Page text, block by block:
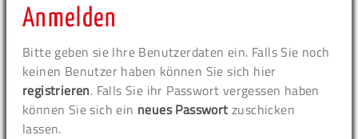
Anmelden
Bitte geben sie Ihre Benutzerdaten ein. Falls Sie noch
keinen Benutzer haben können Sie sich hier
registrieren. Falls Sie ihr Passwort vergessen haben
können Sie sich ein neues Passwort zuschicken
lassen.